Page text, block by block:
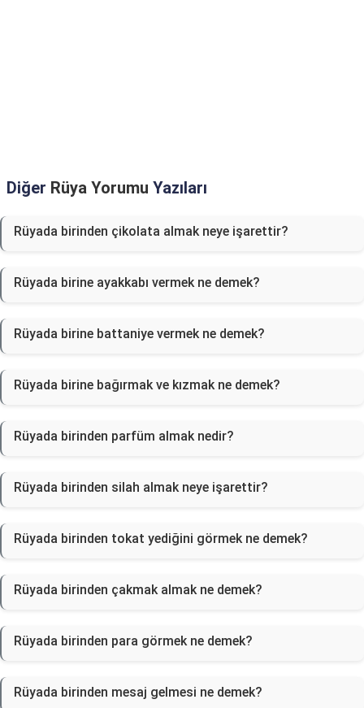
Diğer Rüya Yorumu Yazıları
Rüyada birinden çikolata almak neye işarettir?
Rüyada birine ayakkabı vermek ne demek?
Rüyada birine battaniye vermek ne demek?
Rüyada birine bağırmak ve kızmak ne demek?
Rüyada birinden parfüm almak nedir?
Rüyada birinden silah almak neye işarettir?
Rüyada birinden tokat yediğini görmek ne demek?
Rüyada birinden çakmak almak ne demek?
Rüyada birinden para görmek ne demek?
Rüyada birinden mesaj gelmesi ne demek?